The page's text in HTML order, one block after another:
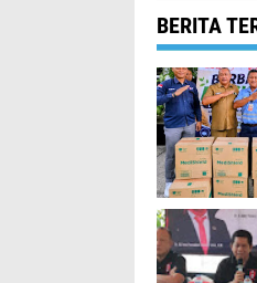
BERITA